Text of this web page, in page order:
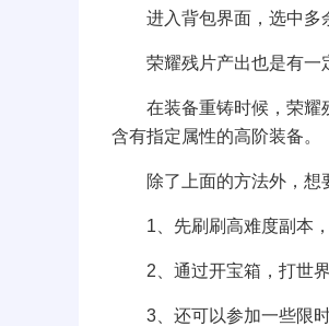
进入背包界面，选中多余
荣耀残片产出也是有一定
在装备重铸时候，荣耀残
含有指定属性的高阶装备。
除了上面的方法外，想要
1、先刷刷高难度副本，
2、通过开宝箱，打世界
3、还可以参加一些限时